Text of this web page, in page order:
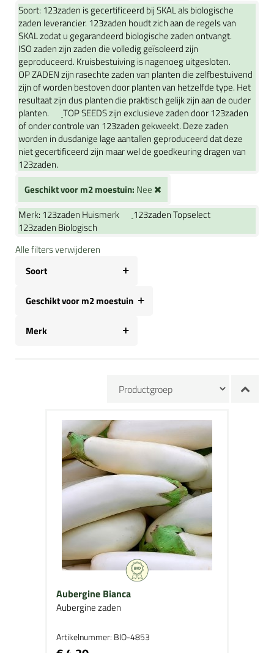
Soort: 123zaden is gecertificeerd bij SKAL als biologische
zaden leverancier. 123zaden houdt zich aan de regels van
SKAL zodat u gegarandeerd biologische zaden ontvangt.
ISO zaden zijn zaden die volledig geïsoleerd zijn
geproduceerd. Kruisbestuiving is nagenoeg uitgesloten.
OP ZADEN zijn rasechte zaden van planten die zelfbestuivend
zijn of worden bestoven door planten van hetzelfde type. Het
resultaat zijn dus planten die praktisch gelijk zijn aan de ouder
planten.
TOP SEEDS zijn exclusieve zaden door 123zaden
of onder controle van 123zaden gekweekt. Deze zaden
worden in dusdanige lage aantallen geproduceerd dat deze
niet gecertificeerd zijn maar wel de goedkeuring dragen van
123zaden.
Geschikt voor m2 moestuin: Nee
Merk: 123zaden Huismerk
123zaden Topselect
123zaden Biologisch
Alle filters verwijderen
Soort
Geschikt voor m2 moestuin
Merk
Aubergine Bianca
Aubergine zaden
Artikelnummer: BIO-4853